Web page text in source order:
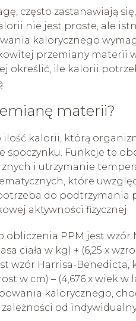
często zastanawiają
nie jest proste, ale
kalorycznego
przemiany materii
określić, ile kalorii
materii?
kalorii, którą
Funkcje te
i utrzymanie
które
do podtrzymania
aktywności fizycznej.
PPM jest
ciała w kg) + (6,25 x
wzór Harrisa-Benedicta,
w cm) – (4,676 x wiek
kalorycznego,
od